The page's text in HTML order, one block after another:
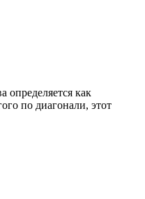
определяется как
по диагонали, этот